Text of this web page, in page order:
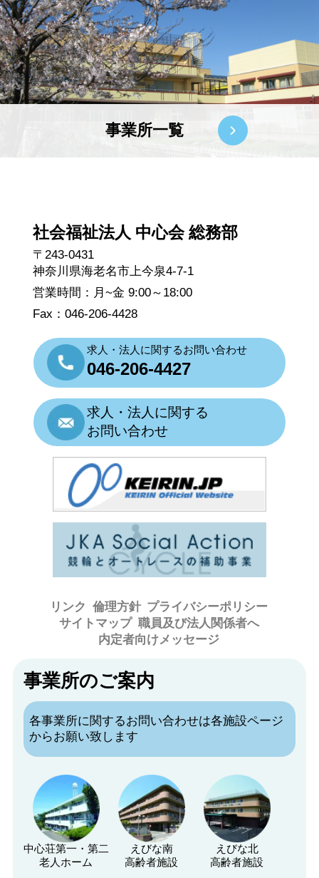
事業所一覧
社会福祉法人 中心会 総務部
〒243-0431
神奈川県海老名市上今泉4-7-1
営業時間：月~金 9:00～18:00
Fax：046-206-4428
求人・法人に関するお問い合わせ
046-206-4427
求人・法人に関する
お問い合わせ
リンク 倫理方針 プライバシーポリシー
サイトマップ 職員及び法人関係者へ
内定者向けメッセージ
事業所のご案内
各事業所に関するお問い合わせは各施設ページ
からお願い致します
中心荘第一・第二
老人ホーム
えびな南
高齢者施設
えびな北
高齢者施設